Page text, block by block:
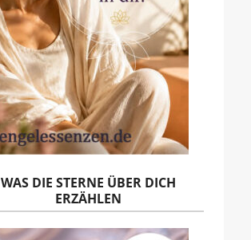
WAS DIE STERNE ÜBER DICH
ERZÄHLEN